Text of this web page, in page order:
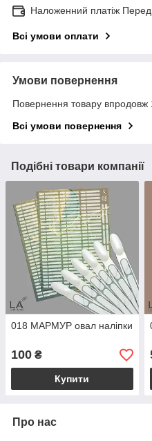
Наложенний платіж
Всі умови оплати
Умови повернення
Повернення товару впродовж
Всі умови повернення
Подібні товари компанії
018 МАРМУР овал наліпки
100 ₴
Купити
Про нас